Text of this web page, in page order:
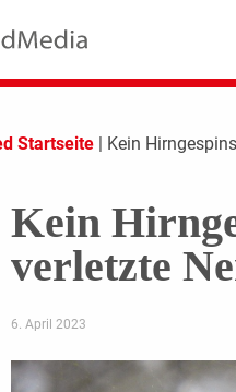
Startseite | Kein
Kein
verletzte
6. April 2023